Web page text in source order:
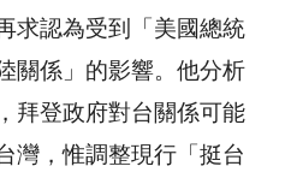
求認為受到「美國總統
關係」的影響。他分析
拜登政府對台關係可能
灣，惟調整現行「挺台